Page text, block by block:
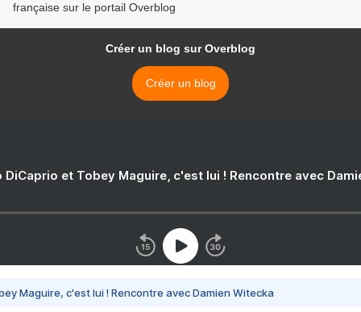
française sur le portail Overblog
Créer un blog sur Overblog
Créer un blog
DiCaprio et Tobey Maguire, c'est lui ! Rencontre avec
Maguire, c'est lui ! Rencontre avec Damien Witecka